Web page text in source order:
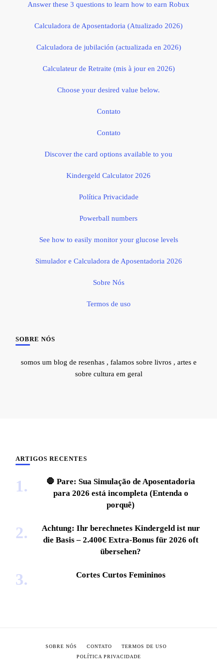
Answer these 3 questions to learn how to earn Robux
Calculadora de Aposentadoria (Atualizado 2026)
Calculadora de jubilación (actualizada en 2026)
Calculateur de Retraite (mis à jour en 2026)
Choose your desired value below.
Contato
Contato
Discover the card options available to you
Kindergeld Calculator 2026
Política Privacidade
Powerball numbers
See how to easily monitor your glucose levels
Simulador e Calculadora de Aposentadoria 2026
Sobre Nós
Termos de uso
SOBRE NÓS
somos um blog de resenhas , falamos sobre livros , artes e
sobre cultura em geral
ARTIGOS RECENTES
🛑 Pare: Sua Simulação de Aposentadoria
para 2026 está incompleta (Entenda o
porquê)
Achtung: Ihr berechnetes Kindergeld ist nur
die Basis – 2.400€ Extra-Bonus für 2026 oft
übersehen?
Cortes Curtos Femininos
SOBRE NÓS CONTATO
TERMOS DE USO
POLÍTICA PRIVACIDADE